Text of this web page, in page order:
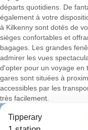
départs quotidiens. De
également à votre
à Kilkenny sont dotés de
sièges confortables et
bagages. Les grandes
admirer les vues
d'opter pour un voyage en
gares sont situées à
accessibles par les
très facilement.
Tipperary